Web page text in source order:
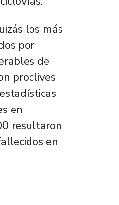
los más
por
de
proclives
en
resultaron
en